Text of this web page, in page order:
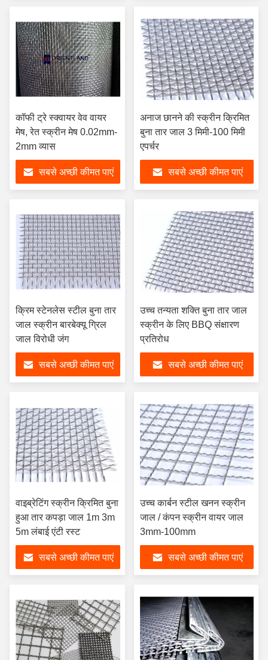
कॉफी ट्रे स्क्वायर वेव वायर
मेष, रेत स्क्रीन मेष 0.02mm-
2mm व्यास
सबसे अच्छी कीमत पाएं
अनाज छानने की स्क्रीन क्रिमित
बुना तार जाल 3 मिमी-100 मिमी
एपर्चर
सबसे अच्छी कीमत पाएं
क्रिम स्टेनलेस स्टील बुना तार
जाल स्क्रीन बारबेक्यू ग्रिल
जाल विरोधी जंग
सबसे अच्छी कीमत पाएं
उच्च तन्यता शक्ति बुना तार जाल
स्क्रीन के लिए BBQ संक्षारण
प्रतिरोध
सबसे अच्छी कीमत पाएं
वाइब्रेटिंग स्क्रीन क्रिमित बुना
हुआ तार कपड़ा जाल 1m 3m
5m लंबाई एंटी रस्ट
सबसे अच्छी कीमत पाएं
उच्च कार्बन स्टील खनन स्क्रीन
जाल / कंपन स्क्रीन वायर जाल
3mm-100mm
सबसे अच्छी कीमत पाएं